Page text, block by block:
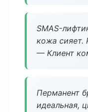
SMAS-
кожа сияет.
— Клиент
Перманент
идеальная,